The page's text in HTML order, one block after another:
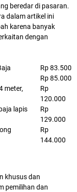
beredar di pasaran.
dalam artikel ini
karena banyak
dengan
Rp 83.500
Rp 85.000
meter,
Rp
120.000
lapis
Rp
129.000
Rp
144.000
khusus dan
pemilihan dan